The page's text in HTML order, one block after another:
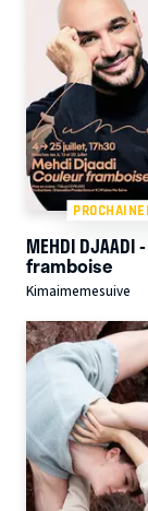
MEHDI
framboise
Kimaimemesuive